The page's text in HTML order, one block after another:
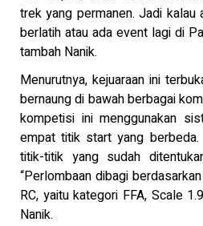
trek yang permanen. Jadi kalau
berlatih atau ada event lagi di
tambah Nanik.
Menurutnya, kejuaraan ini
bernaung di bawah berbagai
kompetisi ini menggunakan
empat titik start yang
titik-titik yang sudah
“Perlombaan dibagi
RC, yaitu kategori FFA, Scale
Nanik.